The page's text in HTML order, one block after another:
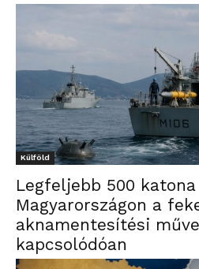
Külföld
Legfeljebb 500
Magyarországon a
aknamentesítési
kapcsolódóan